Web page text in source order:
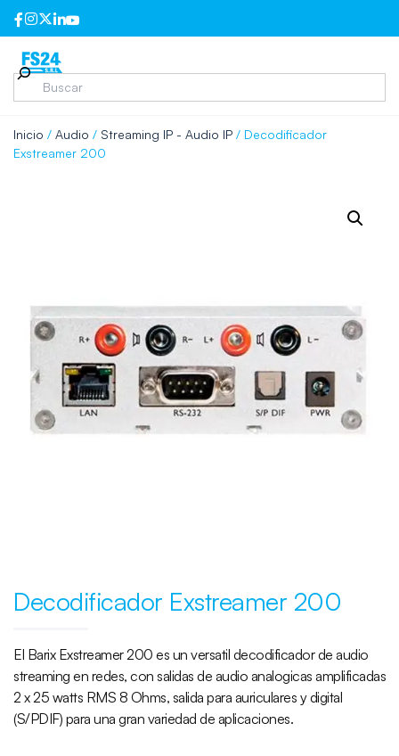
Inicio / Audio / Streaming IP - Audio IP / Decodificador
Exstreamer 200
Decodificador Exstreamer 200
El Barix Exstreamer 200 es un versatil decodificador de audio
streaming en redes, con salidas de audio analogicas amplificadas
2 x 25 watts RMS 8 Ohms, salida para auriculares y digital
(S/PDIF) para una gran variedad de aplicaciones.